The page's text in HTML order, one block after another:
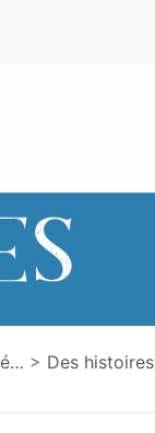
…
Des histoires